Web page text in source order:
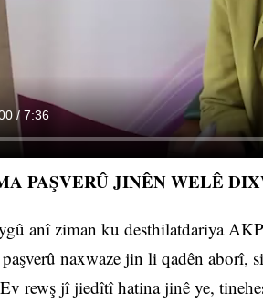
PAŞVERÛ JINÊN WELÊ
anî ziman ku desthilatdariya
naxwaze jin li qadên
rewş jî jiedîtî hatina jinê ye,